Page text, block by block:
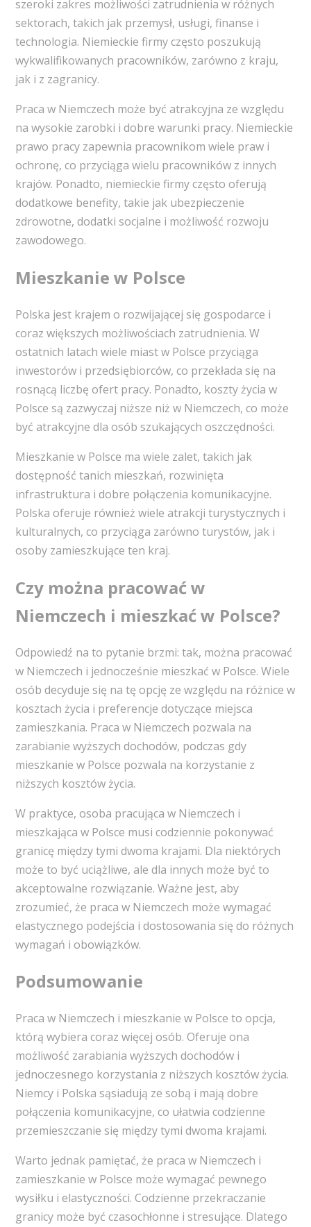
szeroki zakres możliwości zatrudnienia w różnych
sektorach, takich jak przemysł, usługi, finanse i
technologia. Niemieckie firmy często poszukują
wykwalifikowanych pracowników, zarówno z kraju,
jak i z zagranicy.
Praca w Niemczech może być atrakcyjna ze względu
na wysokie zarobki i dobre warunki pracy. Niemieckie
prawo pracy zapewnia pracownikom wiele praw i
ochronę, co przyciąga wielu pracowników z innych
krajów. Ponadto, niemieckie firmy często oferują
dodatkowe benefity, takie jak ubezpieczenie
zdrowotne, dodatki socjalne i możliwość rozwoju
zawodowego.
Mieszkanie w Polsce
Polska jest krajem o rozwijającej się gospodarce i
coraz większych możliwościach zatrudnienia. W
ostatnich latach wiele miast w Polsce przyciąga
inwestorów i przedsiębiorców, co przekłada się na
rosnącą liczbę ofert pracy. Ponadto, koszty życia w
Polsce są zazwyczaj niższe niż w Niemczech, co może
być atrakcyjne dla osób szukających oszczędności.
Mieszkanie w Polsce ma wiele zalet, takich jak
dostępność tanich mieszkań, rozwinięta
infrastruktura i dobre połączenia komunikacyjne.
Polska oferuje również wiele atrakcji turystycznych i
kulturalnych, co przyciąga zarówno turystów, jak i
osoby zamieszkujące ten kraj.
Czy można pracować w
Niemczech i mieszkać w Polsce?
Odpowiedź na to pytanie brzmi: tak, można pracować
w Niemczech i jednocześnie mieszkać w Polsce. Wiele
osób decyduje się na tę opcję ze względu na różnice w
kosztach życia i preferencje dotyczące miejsca
zamieszkania. Praca w Niemczech pozwala na
zarabianie wyższych dochodów, podczas gdy
mieszkanie w Polsce pozwala na korzystanie z
niższych kosztów życia.
W praktyce, osoba pracująca w Niemczech i
mieszkająca w Polsce musi codziennie pokonywać
granicę między tymi dwoma krajami. Dla niektórych
może to być uciążliwe, ale dla innych może być to
akceptowalne rozwiązanie. Ważne jest, aby
zrozumieć, że praca w Niemczech może wymagać
elastycznego podejścia i dostosowania się do różnych
wymagań i obowiązków.
Podsumowanie
Praca w Niemczech i mieszkanie w Polsce to opcja,
którą wybiera coraz więcej osób. Oferuje ona
możliwość zarabiania wyższych dochodów i
jednoczesnego korzystania z niższych kosztów życia.
Niemcy i Polska sąsiadują ze sobą i mają dobre
połączenia komunikacyjne, co ułatwia codzienne
przemieszczanie się między tymi dwoma krajami.
Warto jednak pamiętać, że praca w Niemczech i
zamieszkanie w Polsce może wymagać pewnego
wysiłku i elastyczności. Codzienne przekraczanie
granicy może być czasochłonne i stresujące. Dlatego